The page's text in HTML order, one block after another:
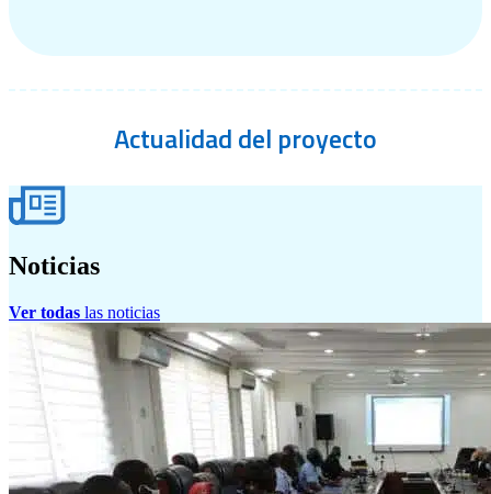
Actualidaddel proyecto
Noticias
Ver todas las noticias